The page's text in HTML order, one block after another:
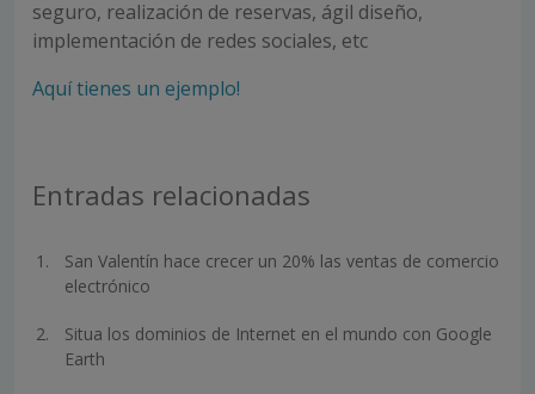
seguro, realización de reservas, ágil diseño,
implementación de redes sociales, etc
Aquí tienes un ejemplo!
Entradas relacionadas
San Valentín hace crecer un 20% las ventas de comercio
electrónico
Situa los dominios de Internet en el mundo con Google
Earth